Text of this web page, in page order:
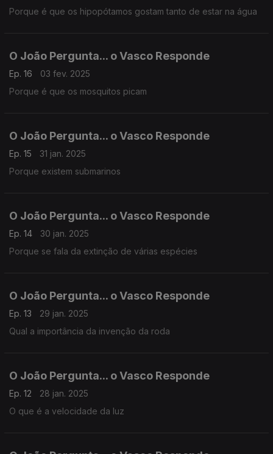
Porque é que os hipopótamos gostam tanto de estar na água
O João Pergunta... o Vasco Responde
Ep. 16
03 fev. 2025
Porque é que os mosquitos picam
O João Pergunta... o Vasco Responde
Ep. 15
31 jan. 2025
Porque existem submarinos
O João Pergunta... o Vasco Responde
Ep. 14
30 jan. 2025
Porque se fala da extinção de várias espécies
O João Pergunta... o Vasco Responde
Ep. 13
29 jan. 2025
Qual a importância da invenção da roda
O João Pergunta... o Vasco Responde
Ep. 12
28 jan. 2025
O que é a velocidade da luz